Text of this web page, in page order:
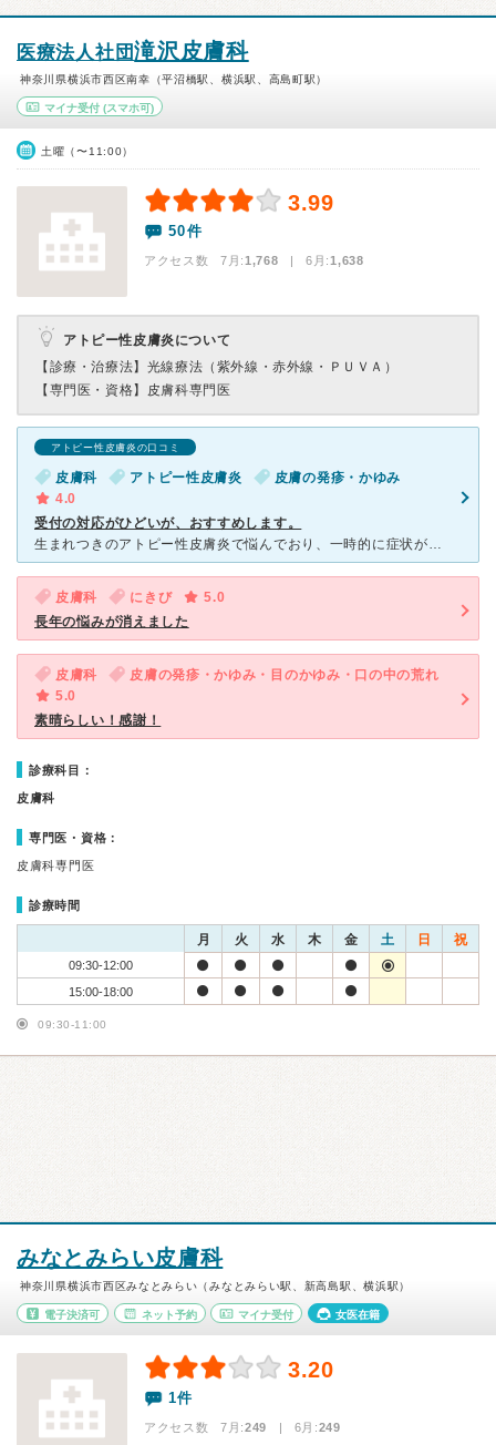
医療法人社団滝沢皮膚科
神奈川県横浜市西区南幸（平沼橋駅、横浜駅、高島町駅）
マイナ受付 (スマホ可)
土曜（〜11:00）
3.99
50件
アクセス数 7月:1,768 | 6月:1,638
アトピー性皮膚炎について
【診療・治療法】 光線療法（紫外線・赤外線・ＰＵＶＡ）
【専門医・資格】 皮膚科専門医
アトピー性皮膚炎の口コミ
皮膚科 アトピー性皮膚炎
皮膚の発疹・かゆみ
4.0
受付の対応がひどいが、おすすめします。
生まれつきのアトピー性皮膚炎で悩んでおり、一時的に症状がひどい季節があり、ネットから口コミを見て来院しました。横浜駅から近く非常に便利です。最初は「ここ？！」とかなり心配な建物でしたが、中に入ってみた
皮膚科 にきび
5.0
長年の悩みが消えました
皮膚科
皮膚の発疹・かゆみ・目のかゆみ・口の中の荒れ
5.0
素晴らしい！感謝！
診療科目：
皮膚科
専門医・資格：
皮膚科専門医
診療時間
月 火 水 木 金 土 日 祝
09:30-12:00
15:00-18:00
09:30-11:00
みなとみらい皮膚科
神奈川県横浜市西区みなとみらい（みなとみらい駅、新高島駅、横浜駅）
電子決済可 ネット予約 マイナ受付 女医在籍
3.20
1件
アクセス数 7月:249 | 6月:249